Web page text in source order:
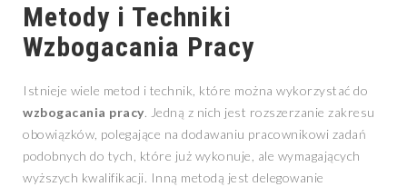
Metody i Techniki
Wzbogacania Pracy
Istnieje wiele metod i technik, które można wykorzystać do
wzbogacania pracy. Jedną z nich jest rozszerzanie zakresu
obowiązków, polegające na dodawaniu pracownikowi zadań
podobnych do tych, które już wykonuje, ale wymagających
wyższych kwalifikacji. Inną metodą jest delegowanie